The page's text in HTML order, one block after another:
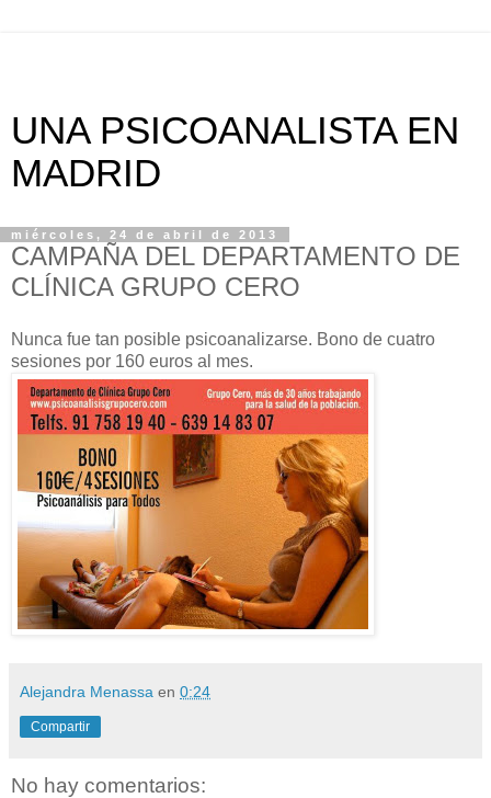
UNA PSICOANALISTA EN
MADRID
miércoles, 24 de abril de 2013
CAMPAÑA DEL DEPARTAMENTO DE
CLÍNICA GRUPO CERO
Nunca fue tan posible psicoanalizarse. Bono de cuatro
sesiones por 160 euros al mes.
Alejandra Menassa en 0:24
Compartir
No hay comentarios: